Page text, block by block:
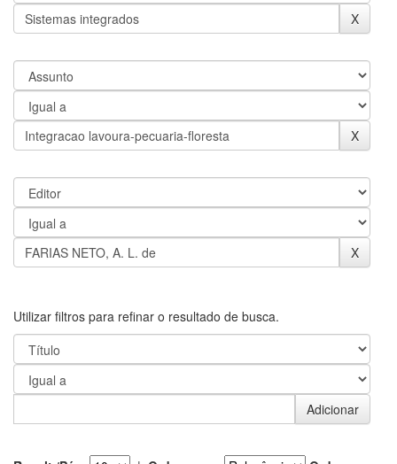
Utilizar filtros para refinar o resultado de busca.